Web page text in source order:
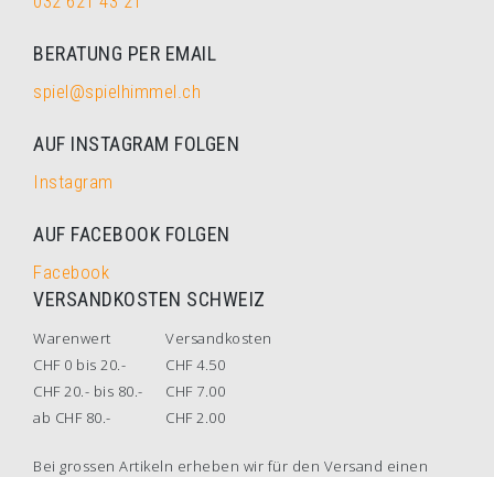
BERATUNG PER EMAIL
spiel@spielhimmel.ch
AUF INSTAGRAM FOLGEN
Instagram
AUF FACEBOOK FOLGEN
Facebook
VERSANDKOSTEN SCHWEIZ
Warenwert
Versandkosten
CHF 0 bis 20.-
CHF 4.50
CHF 20.- bis 80.-
CHF 7.00
ab CHF 80.-
CHF 2.00
Bei grossen Artikeln erheben wir für den Versand einen